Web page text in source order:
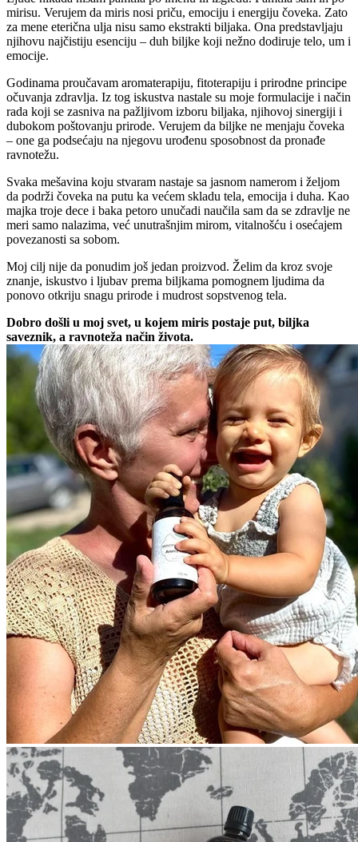
mirisu. Verujem da miris nosi priču, emociju i energiju čoveka. Zato
za mene eterična ulja nisu samo ekstrakti biljaka. Ona predstavljaju
njihovu najčistiju esenciju – duh biljke koji nežno dodiruje telo, um i
emocije.
Godinama proučavam aromaterapiju, fitoterapiju i prirodne principe
očuvanja zdravlja. Iz tog iskustva nastale su moje formulacije i način
rada koji se zasniva na pažljivom izboru biljaka, njihovoj sinergiji i
dubokom poštovanju prirode. Verujem da biljke ne menjaju čoveka
– one ga podsećaju na njegovu urođenu sposobnost da pronađe
ravnotežu.
Svaka mešavina koju stvaram nastaje sa jasnom namerom i željom
da podrži čoveka na putu ka većem skladu tela, emocija i duha. Kao
majka troje dece i baka petoro unučadi naučila sam da se zdravlje ne
meri samo nalazima, već unutrašnjim mirom, vitalnošću i osećajem
povezanosti sa sobom.
Moj cilj nije da ponudim još jedan proizvod. Želim da kroz svoje
znanje, iskustvo i ljubav prema biljkama pomognem ljudima da
ponovo otkriju snagu prirode i mudrost sopstvenog tela.
Dobro došli u moj svet, u kojem miris postaje put, biljka
saveznik, a ravnoteža način života.